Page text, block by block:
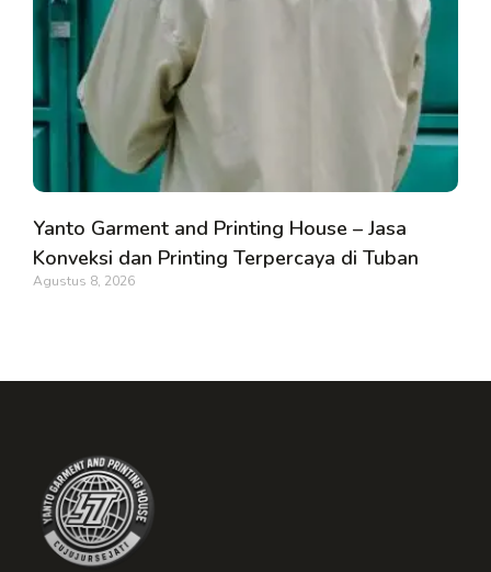
Yanto Garment and Printing House – Jasa
Konveksi dan Printing Terpercaya di Tuban
Agustus 8, 2026